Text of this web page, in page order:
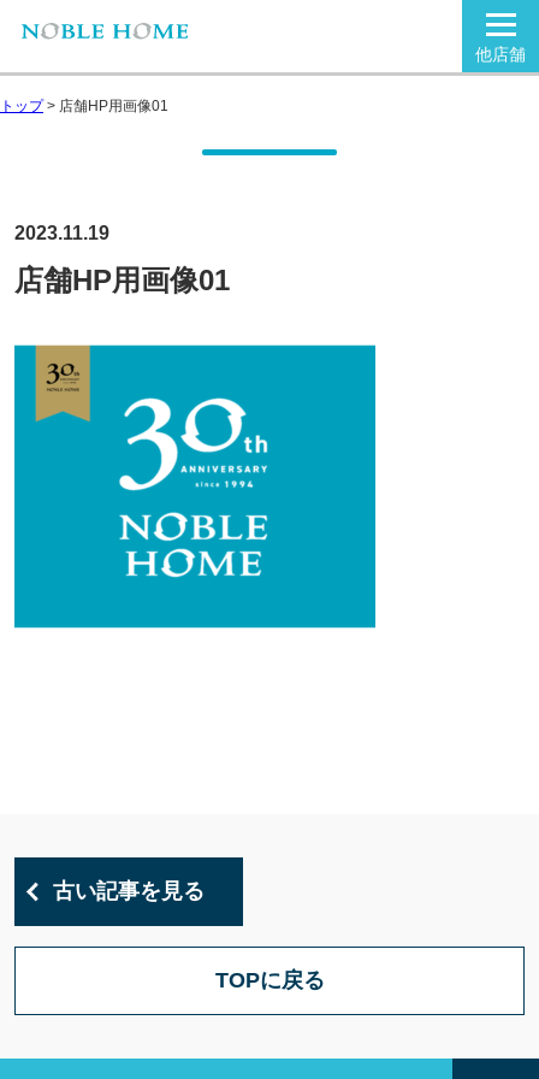
他店舗
トップ> 店舗HP用画像01
2023.11.19
店舗HP用画像01
古い記事を見る
TOPに戻る